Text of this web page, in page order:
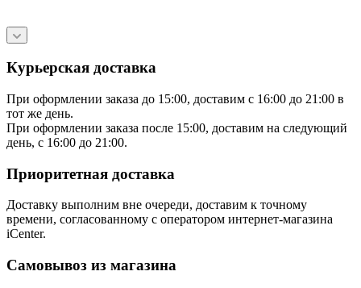
Курьерская доставка
При оформлении заказа до 15:00, доставим с 16:00 до 21:00 в
тот же день.
При оформлении заказа после 15:00, доставим на следующий
день, с 16:00 до 21:00.
Приоритетная доставка
Доставку выполним вне очереди, доставим к точному
времени, согласованному с оператором интернет-магазина
iCenter.
Самовывоз из магазина